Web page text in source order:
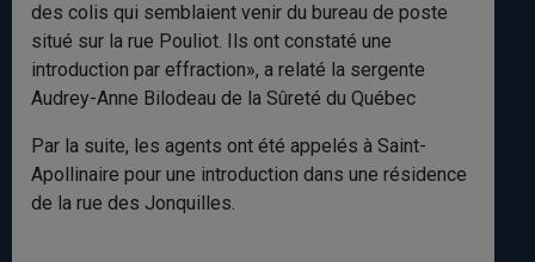
des colis qui semblaient venir du bureau de poste
situé sur la rue Pouliot. Ils ont constaté une
introduction par effraction», a relaté la sergente
Audrey-Anne Bilodeau de la Sûreté du Québec
Par la suite, les agents ont été appelés à Saint-
Apollinaire pour une introduction dans une résidence
de la rue des Jonquilles.